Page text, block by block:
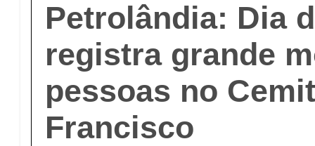
Petrolândia: Dia
registra grande
pessoas no
Francisco